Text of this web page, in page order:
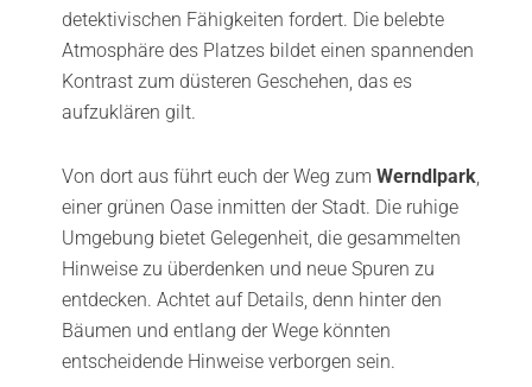
detektivischen Fähigkeiten fordert. Die belebte
Atmosphäre des Platzes bildet einen spannenden
Kontrast zum düsteren Geschehen, das es
aufzuklären gilt.
Von dort aus führt euch der Weg zum Werndlpark,
einer grünen Oase inmitten der Stadt. Die ruhige
Umgebung bietet Gelegenheit, die gesammelten
Hinweise zu überdenken und neue Spuren zu
entdecken. Achtet auf Details, denn hinter den
Bäumen und entlang der Wege könnten
entscheidende Hinweise verborgen sein.